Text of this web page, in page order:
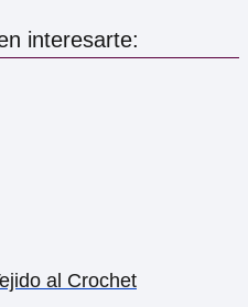
interesarte:
al Crochet